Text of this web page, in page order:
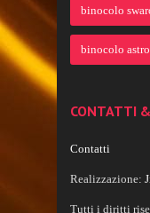
binocolo
binocolo
CONTATTI
Contatti
Realizzazione:
Tutti i diritti